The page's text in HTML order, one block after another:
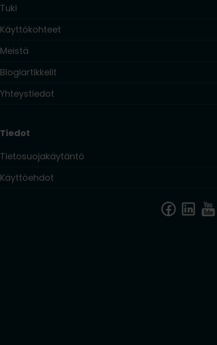
Tuki
Käyttökohteet
Meistä
Blogiartikkelit
Yhteystiedot
Tiedot
Tietosuojakäytäntö
Käyttöehdot